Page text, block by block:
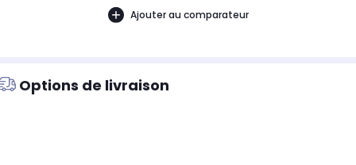
Ajouter au comparateur
Options de livraison